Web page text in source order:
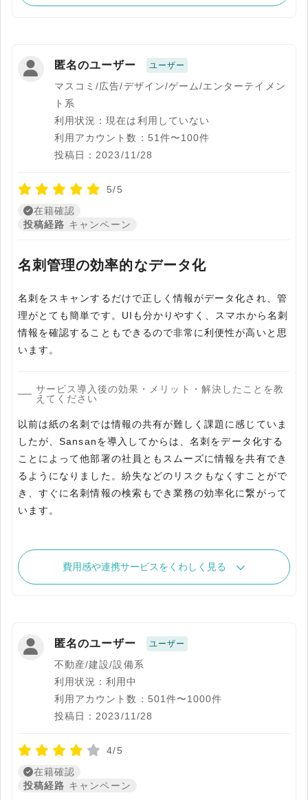
匿名のユーザー ユーザー
マスコミ/広告/デザイン/ゲーム/エンターテイメン
ト系
利用状況：現在は利用していない
利用アカウント数：51件〜100件
投稿日：2023/11/28
5/5
在籍確認
投稿経路 キャンペーン
名刺管理の効率的なデータ化
名刺をスキャンするだけで正しく情報がデータ化され、管
理がとても簡単です。UIも分かりやすく、スマホから名刺
情報を確認することもできるので非常に利便性が高いと思
います。
サービス導入後の効果・メリット・解決したことを教
えてください
以前は紙の名刺では情報の共有が難しく課題に感じていま
したが、Sansanを導入してからは、名刺をデータ化する
ことによって他部署の社員ともスムーズに情報を共有でき
るようになりました。紛失などのリスクもなくすことがで
き、すぐに名刺情報の検索もでき業務の効率化に繋がって
います。
費用感や連携サービスをくわしく見る
匿名のユーザー ユーザー
不動産/建設/設備系
利用状況：利用中
利用アカウント数：501件〜1000件
投稿日：2023/11/28
4/5
在籍確認
投稿経路 キャンペーン